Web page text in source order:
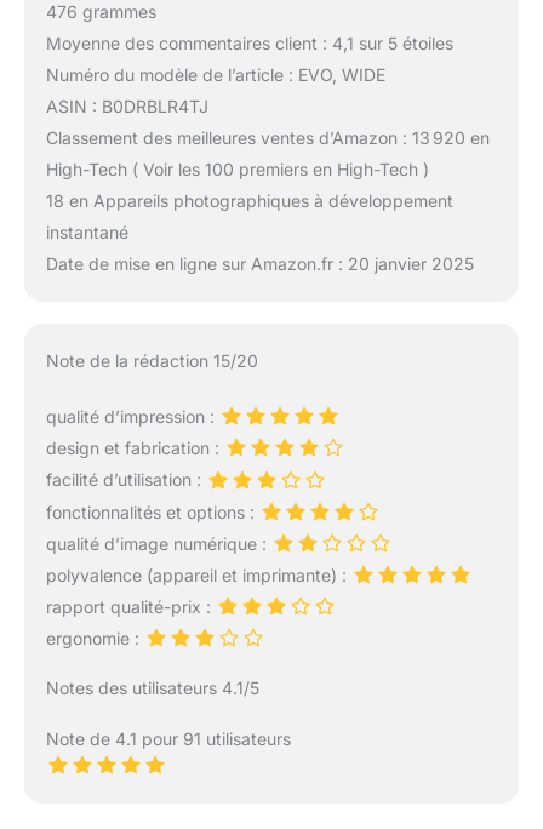
476 grammes
Moyenne des commentaires client : 4,1 sur 5 étoiles
Numéro du modèle de l’article : EVO, WIDE
ASIN : B0DRBLR4TJ
Classement des meilleures ventes d’Amazon : 13 920 en
High-Tech ( Voir les 100 premiers en High-Tech )
18 en Appareils photographiques à développement
instantané
Date de mise en ligne sur Amazon.fr : 20 janvier 2025
Note de la rédaction 15/20
qualité d’impression :
design et fabrication :
facilité d’utilisation :
fonctionnalités et options :
qualité d’image numérique :
polyvalence (appareil et imprimante) :
rapport qualité-prix :
ergonomie :
Notes des utilisateurs 4.1/5
Note de 4.1 pour 91 utilisateurs